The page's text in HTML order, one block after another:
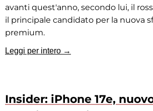
avanti quest'anno, secondo lui, il
il principale candidato per la nuova
premium.
Leggi per intero →
Insider: iPhone 17e,